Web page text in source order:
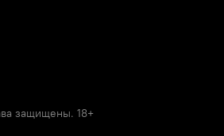
защищены. 18+